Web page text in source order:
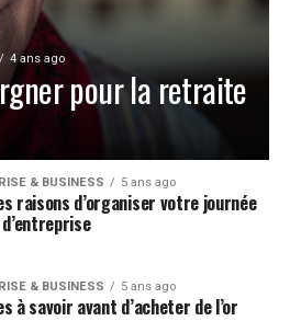
4 ans ago
pour la retraite
& BUSINESS 5 ans ago
raisons d’organiser votre journée
& BUSINESS 5 ans ago
à savoir avant d’acheter de l’or